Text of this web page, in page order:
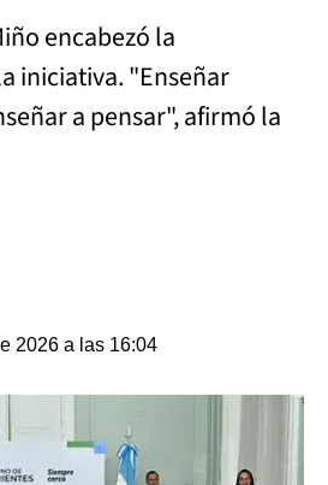
encabezó la
iniciativa. "Enseñar
a pensar", afirmó la
2026 a las 16:04